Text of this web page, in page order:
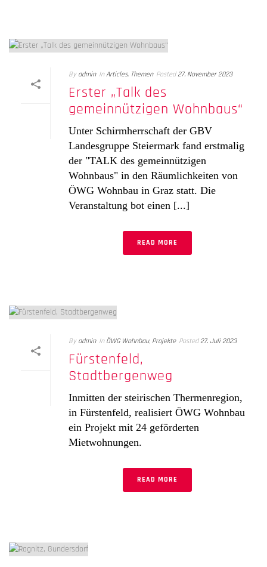
By admin In Articles, Themen Posted 27. November 2023
Erster „Talk des
gemeinnützigen Wohnbaus“
Unter Schirmherrschaft der GBV
Landesgruppe Steiermark fand erstmalig
der "TALK des gemeinnützigen
Wohnbaus" in den Räumlichkeiten von
ÖWG Wohnbau in Graz statt. Die
Veranstaltung bot einen [...]
READ MORE
By admin In ÖWG Wohnbau, Projekte Posted 27. Juli 2023
Fürstenfeld,
Stadtbergenweg
Inmitten der steirischen Thermenregion,
in Fürstenfeld, realisiert ÖWG Wohnbau
ein Projekt mit 24 geförderten
Mietwohnungen.
READ MORE